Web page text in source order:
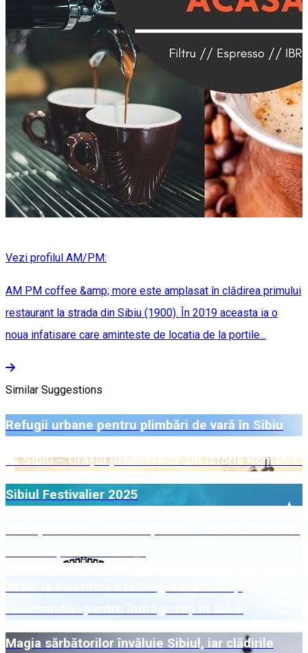
Vezi profilul AM/PM:
AM PM coffee &amp; more este amplasat în clădirea primului
restaurant la strada din Sibiu (1900). În 2019 aceasta ia o
noua infatisare care aminteste de locatia de la portile...
Similar Suggestions
Refugii urbane pentru plimbări de vară în Sibiu
🏛️ Sibiu – Orașul premierelor din istoria României
Sibiul Festivalier 2025
recomandări pentru îndrăgostiți în Sibiu
Magia sărbătorilor învăluie Sibiul, iar clădirile